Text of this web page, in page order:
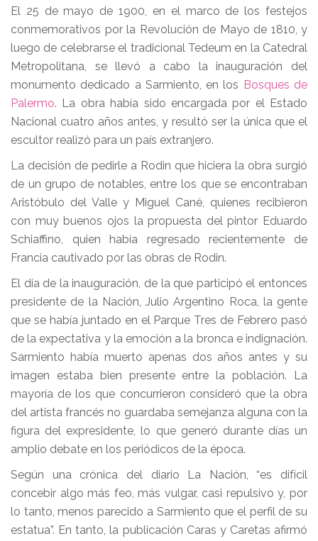
El 25 de mayo de 1900, en el marco de los festejos
conmemorativos por la Revolución de Mayo de 1810, y
luego de celebrarse el tradicional Tedeum en la Catedral
Metropolitana, se llevó a cabo la inauguración del
monumento dedicado a Sarmiento, en los Bosques de
Palermo. La obra había sido encargada por el Estado
Nacional cuatro años antes, y resultó ser la única que el
escultor realizó para un país extranjero.
La decisión de pedirle a Rodin que hiciera la obra surgió
de un grupo de notables, entre los que se encontraban
Aristóbulo del Valle y Miguel Cané, quienes recibieron
con muy buenos ojos la propuesta del pintor Eduardo
Schiaffino, quien había regresado recientemente de
Francia cautivado por las obras de Rodin.
El día de la inauguración, de la que participó el entonces
presidente de la Nación, Julio Argentino Roca, la gente
que se había juntado en el Parque Tres de Febrero pasó
de la expectativa y la emoción a la bronca e indignación.
Sarmiento había muerto apenas dos años antes y su
imagen estaba bien presente entre la población. La
mayoría de los que concurrieron consideró que la obra
del artista francés no guardaba semejanza alguna con la
figura del expresidente, lo que generó durante días un
amplio debate en los periódicos de la época.
Según una crónica del diario La Nación, “es difícil
concebir algo más feo, más vulgar, casi repulsivo y, por
lo tanto, menos parecido a Sarmiento que el perfil de su
estatua”. En tanto, la publicación Caras y Caretas afirmó